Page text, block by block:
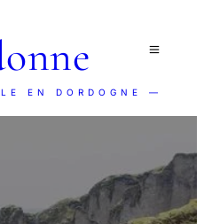
EN DORDOGNE —